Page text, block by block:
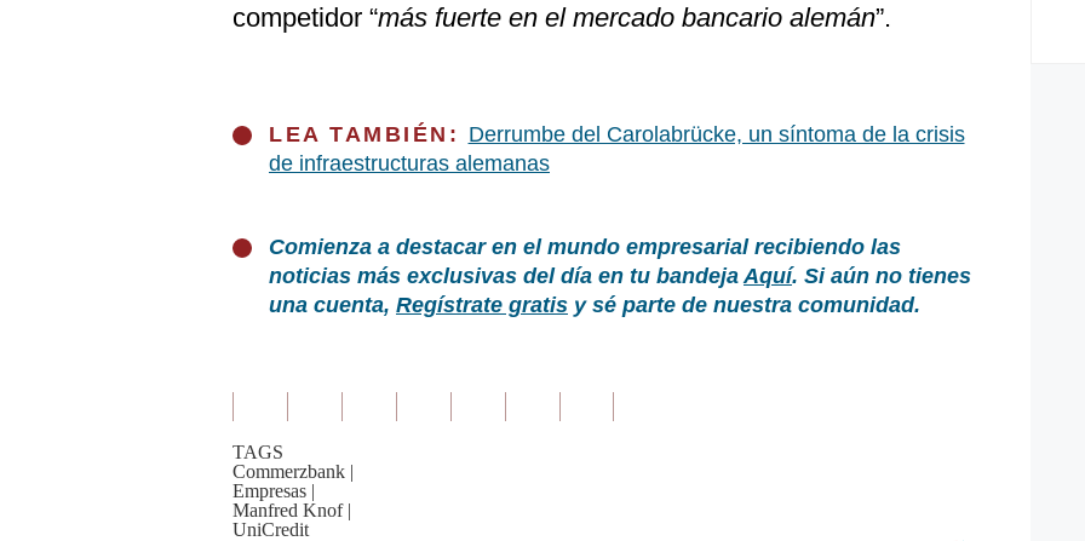
competidor “más fuerte en el mercado bancario alemán”.
LEA TAMBIÉN: Derrumbe del Carolabrücke, un síntoma de la crisis
de infraestructuras alemanas
Comienza a destacar en el mundo empresarial recibiendo las
noticias más exclusivas del día en tu bandejaAquí. Si aún no tienes
una cuenta, Regístrate gratis y sé parte de nuestra comunidad.
TAGS
Commerzbank |
Empresas |
Manfred Knof |
UniCredit